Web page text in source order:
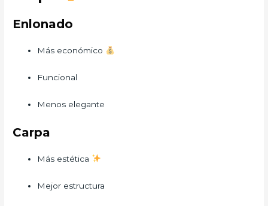
Enlonado
Más económico
Funcional
Menos elegante
Carpa
Más estética
Mejor estructura